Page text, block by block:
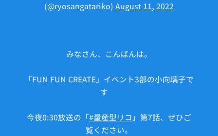
(@ryosangatariko) August 11, 2022
みなさん、こんばんは。
「FUN FUN CREATE」イベント3部の小向璃子で
す🤖
今夜0:30放送の「#量産型リコ 」第7話、ぜひご
覧ください。